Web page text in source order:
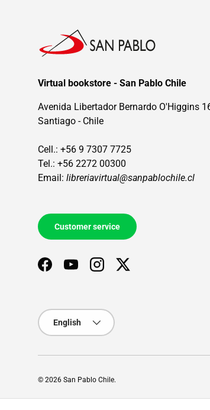
Virtual bookstore - San Pablo Chile
Avenida Libertador Bernardo O'Higgins
Santiago - Chile
Cell.: +56 9 7307 7725
Tel.: +56 2272 00300
Email: libreriavirtual@sanpablochile.cl
Customer service
FacebookYouTubeInstagramTwitter
Language
English
© 2026 San Pablo Chile.